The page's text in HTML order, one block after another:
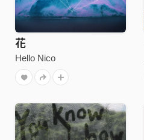
花
Hello Nico